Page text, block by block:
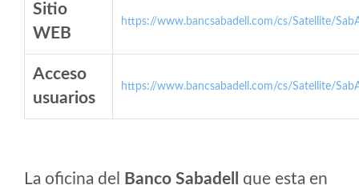
Sitio
WEB
https://www.bancsabadell.com/cs/Satellite/
Acceso
usuarios
https://www.bancsabadell.com/cs/Satellite/
La oficina del Banco Sabadell
que esta en